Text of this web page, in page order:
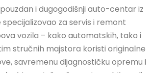
i dugogodišnji auto-centar iz
specijalizovao za servis i remont
vozila – kako automatskih, tako i
stručnih majstora koristi originalne
savremenu dijagnostičku opremu i